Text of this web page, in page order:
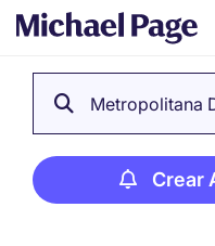
Metropolitana
Crear